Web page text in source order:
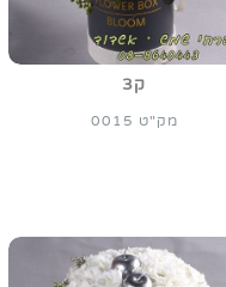
ק3
מק"ט 0015